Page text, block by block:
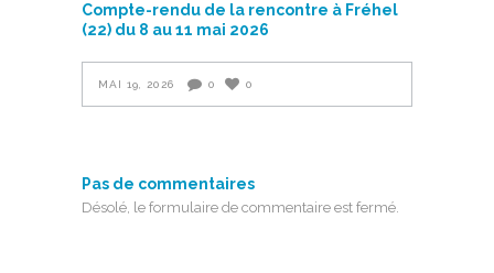
Compte-rendu de la rencontre à Fréhel
(22) du 8 au 11 mai 2026
MAI 19, 2026 0 0
Pas de commentaires
Désolé, le formulaire de commentaire est fermé.